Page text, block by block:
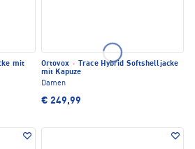
mit
Ortovox ·
Trace Hybrid Softshelljacke
mit Kapuze
Damen
€ 249,99